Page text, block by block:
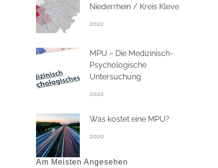
Niederrhein / Kreis Kleve
2022
MPU – Die Medizinisch-
Psychologische
Untersuchung
2022
Was kostet eine MPU?
2020
Am Meisten Angesehen